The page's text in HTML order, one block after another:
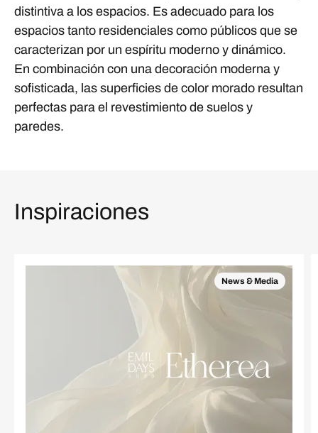
distintiva a los espacios. Es adecuado para los
espacios tanto residenciales como públicos que se
caracterizan por un espíritu moderno y dinámico.
En combinación con una decoración moderna y
sofisticada, las superficies de color morado resultan
perfectas para el revestimiento de suelos y
paredes.
Inspiraciones
News & Media